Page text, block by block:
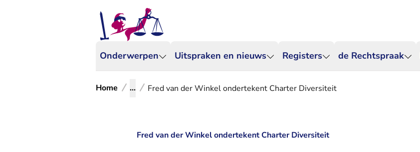
Onderwerpen Uitspraken en nieuws Registers de Rechtspraak
Home ... Fred van der Winkel ondertekent Charter Diversiteit
Fred van der Winkel ondertekent Charter Diversiteit